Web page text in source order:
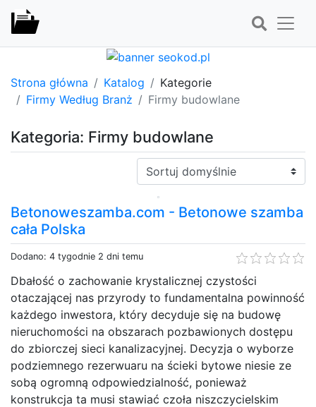
Strona główna Katalog
Kategorie
Firmy Według Branż
Firmy budowlane
Kategoria: Firmy budowlane
Sortuj:
Betonoweszamba.com - Betonowe szamba
cała Polska
Dodano: 4 tygodnie 2 dni temu
Dbałość o zachowanie krystalicznej czystości
otaczającej nas przyrody to fundamentalna powinność
każdego inwestora, który decyduje się na budowę
nieruchomości na obszarach pozbawionych dostępu
do zbiorczej sieci kanalizacyjnej. Decyzja o wyborze
podziemnego rezerwuaru na ścieki bytowe niesie ze
sobą ogromną odpowiedzialność, ponieważ
konstrukcja ta musi stawiać czoła niszczycielskim